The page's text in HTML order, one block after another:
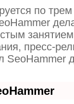
по
пресс-
SeoHammer